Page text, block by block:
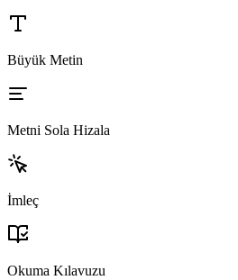
Büyük Metin
Metni Sola Hizala
İmleç
Okuma Kılavuzu